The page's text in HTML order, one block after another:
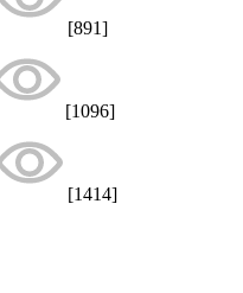
[891]
[1096]
[1414]